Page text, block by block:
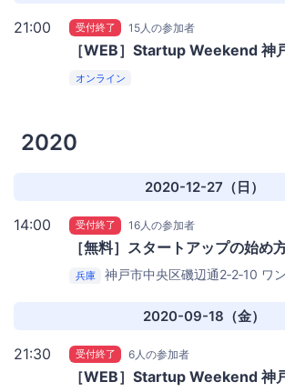
21:00 受付終了 15人の参加者
［WEB］Startup Weekend 神
オンライン
2020
2020-12-27（日）
14:00 受付終了 16人の参加者
［無料］スタートアップの始め
兵庫
神戸市中央区磯辺通2‐2‐10 ワ
2020-09-18（金）
21:30 受付終了 6人の参加者
［WEB］Startup Weekend 神